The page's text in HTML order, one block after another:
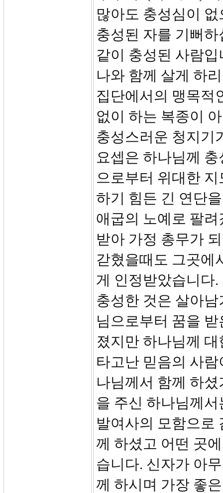
많아도 충성심이
충성된 자를 기뻐
같이 충성된 사람
나와 함께 살게 하
집단에서의 맹목적
없이 하는 복종이
충성스러운 청지기
요셉은 하나님께
으로부터 위대한
하기 힘든 긴 연단
애굽의 노예로 팔
받아 가정 총무가
갇혔을때도 그곳에
게 인정받았습니다
충성한 것은 살아
님으로부터 꿈을
졌지만 하나님께
타고난 믿음의 사
나님께서 함께 하
을 주신 하나님께
발여사의 모함으로
께 하셨고 어떤 곳
습니다. 신자가 아
께 하시며 가장 좋